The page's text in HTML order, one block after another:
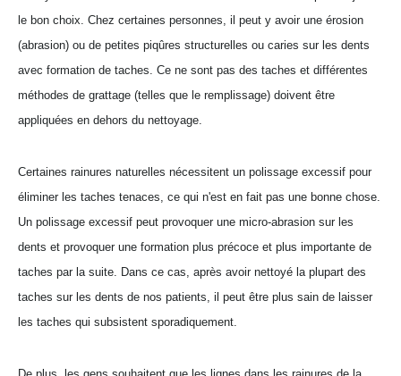
le bon choix. Chez certaines personnes, il peut y avoir une érosion
(abrasion) ou de petites piqûres structurelles ou caries sur les dents
avec formation de taches. Ce ne sont pas des taches et différentes
méthodes de grattage (telles que le remplissage) doivent être
appliquées en dehors du nettoyage.
Certaines rainures naturelles nécessitent un polissage excessif pour
éliminer les taches tenaces, ce qui n'est en fait pas une bonne chose.
Un polissage excessif peut provoquer une micro-abrasion sur les
dents et provoquer une formation plus précoce et plus importante de
taches par la suite. Dans ce cas, après avoir nettoyé la plupart des
taches sur les dents de nos patients, il peut être plus sain de laisser
les taches qui subsistent sporadiquement.